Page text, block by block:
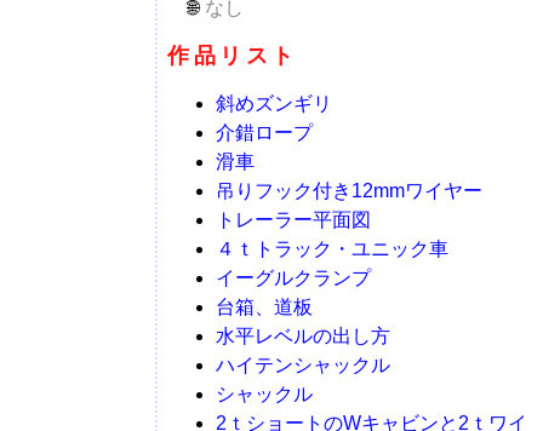
なし
作品リスト
斜めズンギリ
介錯ロープ
滑車
吊りフック付き12mmワイヤー
トレーラー平面図
４ｔトラック・ユニック車
イーグルクランプ
台箱、道板
水平レベルの出し方
ハイテンシャックル
シャックル
2ｔショートのWキャビンと2ｔワイ